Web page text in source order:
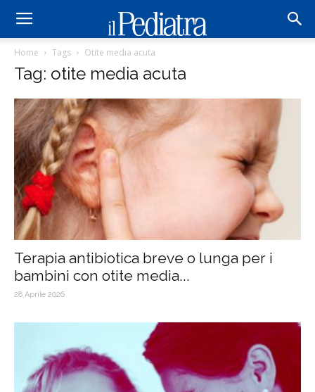
Home Tags Otite media acuta
Tag: otite media acuta
Terapia antibiotica breve o lunga per i
bambini con otite media...
28 Aprile 2026